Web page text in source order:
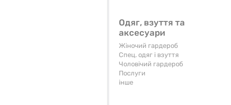
Одяг, взуття та
аксесуари
Жіночий гардероб
Спец. одяг і взуття
Чоловічий гардероб
Послуги
інше